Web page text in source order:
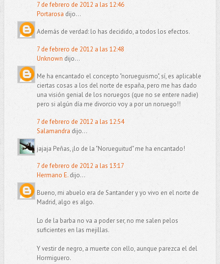
7 de febrero de 2012 a las 12:46
Portarosa dijo...
Además de verdad: lo has decidido, a todos los efectos.
7 de febrero de 2012 a las 12:48
Unknown dijo...
Me ha encantado el concepto "norueguismo", sí, es aplicable
ciertas cosas a los del norte de españa, pero me has dado
una visión genial de los noruegos (que no se entere nadie)
pero si algún día me divorcio voy a por un noruego!!
7 de febrero de 2012 a las 12:54
Salamandra dijo...
jajaja Peñas, ¡lo de la "Norueguitud" me ha encantado!
7 de febrero de 2012 a las 13:17
Hermano E.dijo...
Bueno, mi abuelo era de Santander y yo vivo en el norte de
Madrid, algo es algo.
Lo de la barba no va a poder ser, no me salen pelos
suficientes en las mejillas.
Y vestir de negro, a muerte con ello, aunque parezca el del
Hormiguero.